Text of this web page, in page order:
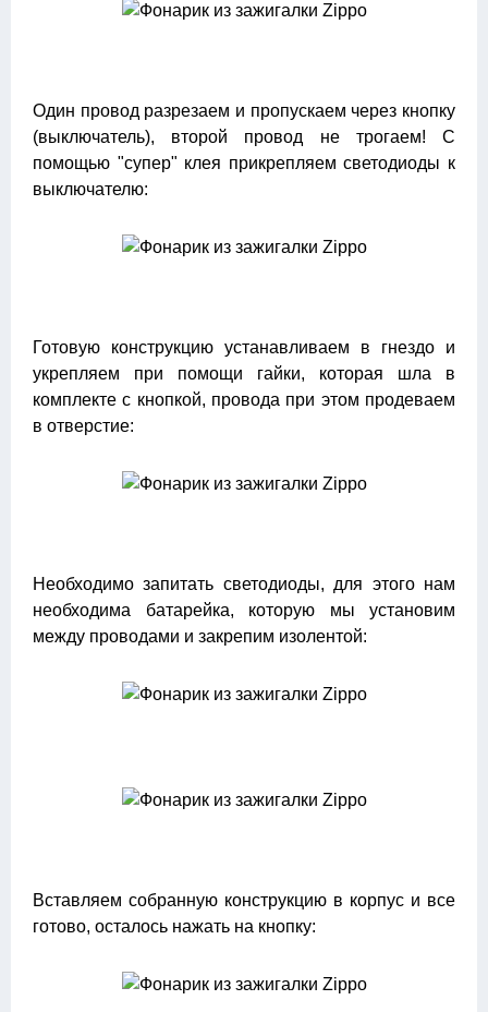
Один провод разрезаем и пропускаем через кнопку
(выключатель), второй провод не трогаем! С
помощью "супер" клея прикрепляем светодиоды к
выключателю:
Готовую конструкцию устанавливаем в гнездо и
укрепляем при помощи гайки, которая шла в
комплекте с кнопкой, провода при этом продеваем
в отверстие:
Необходимо запитать светодиоды, для этого нам
необходима батарейка, которую мы установим
между проводами и закрепим изолентой:
Вставляем собранную конструкцию в корпус и все
готово, осталось нажать на кнопку: